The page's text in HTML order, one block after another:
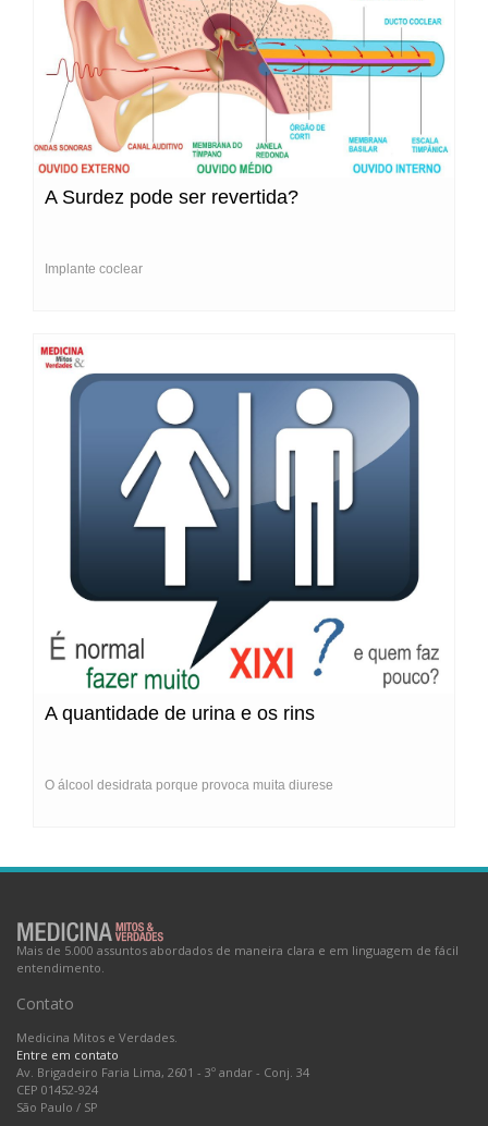
A Surdez pode ser revertida?
Implante coclear
A quantidade de urina e os rins
O álcool desidrata porque provoca muita diurese
Mais de 5.000 assuntos abordados de maneira clara e em linguagem de fácil
entendimento.
Contato
Medicina Mitos e Verdades.
Entre em contato
Av. Brigadeiro Faria Lima, 2601 - 3º andar - Conj. 34
CEP 01452-924
São Paulo / SP